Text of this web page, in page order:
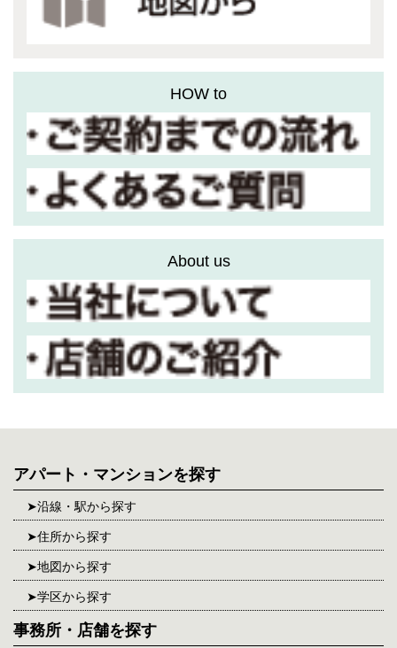
HOW to
About us
アパート・マンションを探す
沿線・駅から探す
住所から探す
地図から探す
学区から探す
事務所・店舗を探す